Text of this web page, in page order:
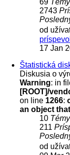
69 Témy
2743
od
17 Jan
Štatistická
Diskusia o
Warning: in
[ROOT]/
on line 1266:
an object
10 Témy
211
od